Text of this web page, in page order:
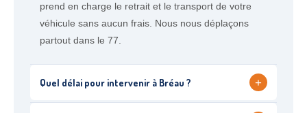
prend en charge le retrait et le transport de votre
véhicule sans aucun frais. Nous nous déplaçons
partout dans le 77.
Quel délai pour intervenir à Bréau ? +